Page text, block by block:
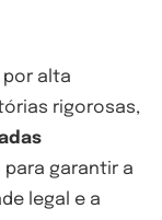
por alta
rigorosas,
garantir a
legal e a